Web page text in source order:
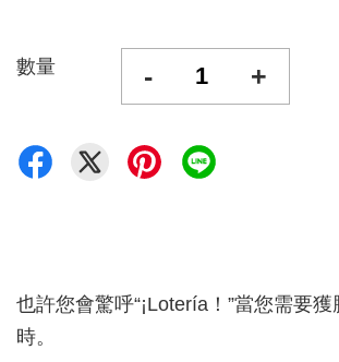
數量 - +
也許您會驚呼“¡Lotería！”當您需要
時。